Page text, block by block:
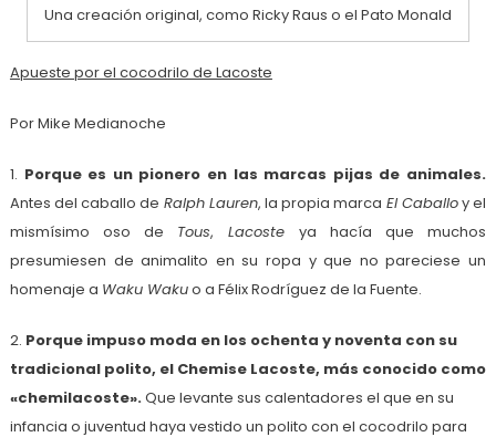
Una creación original, como Ricky Raus o el Pato Monald
Apueste por el cocodrilo de Lacoste
Por Mike Medianoche
1. Porque es un pionero en las marcas pijas de animales.
Antes del caballo de Ralph Lauren, la propia marca El Caballoy el
mismísimo oso de Tous, Lacoste ya hacía que muchos
presumiesen de animalito en su ropa y que no pareciese un
homenaje a Waku Wakuo a Félix Rodríguez de la Fuente.
2. Porque impuso moda en los ochenta y noventa con su
tradicional polito, el Chemise Lacoste, más conocido como
«chemilacoste».Que levante sus calentadores el que en su
infancia o juventud haya vestido un polito con el cocodrilo para